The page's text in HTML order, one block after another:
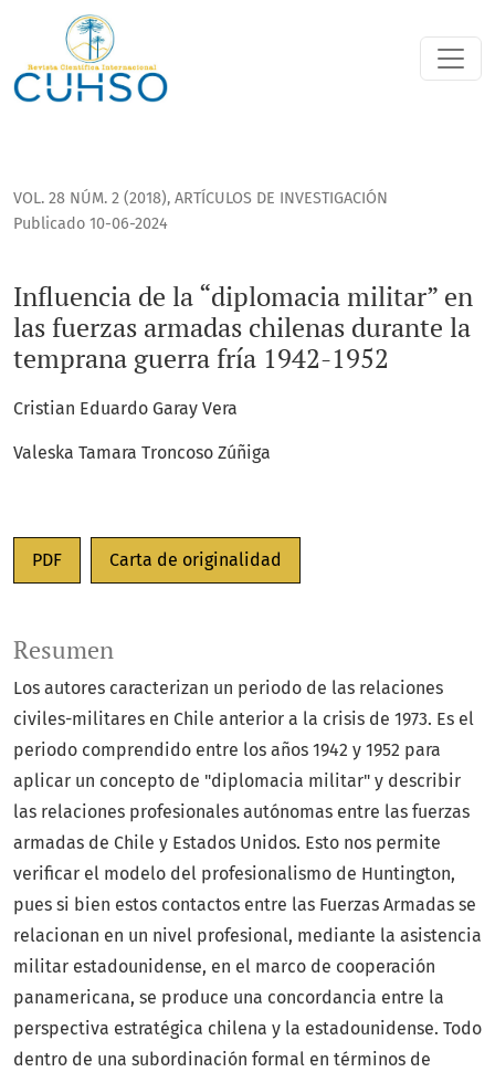
Influencia de la “diplomacia militar” en las fuerzas
VOL. 28 NÚM. 2 (2018), ARTÍCULOS DE INVESTIGACIÓN
Influencia de la “diplomacia militar” en
las fuerzas armadas chilenas durante la
temprana guerra fría 1942-1952
Publicado 10-06-2024
Cristian Eduardo Garay Vera
Valeska Tamara Troncoso Zúñiga
PDF Carta de originalidad
Resumen
Los autores caracterizan un periodo de las relaciones
civiles-militares en Chile anterior a la crisis de 1973. Es el
periodo comprendido entre los años 1942 y 1952 para
aplicar un concepto de "diplomacia militar" y describir
las relaciones profesionales autónomas entre las fuerzas
armadas de Chile y Estados Unidos. Esto nos permite
verificar el modelo del profesionalismo de Huntington,
pues si bien estos contactos entre las Fuerzas Armadas se
relacionan en un nivel profesional, mediante la asistencia
militar estadounidense, en el marco de cooperación
panamericana, se produce una concordancia entre la
perspectiva estratégica chilena y la estadounidense. Todo
dentro de una subordinación formal en términos de